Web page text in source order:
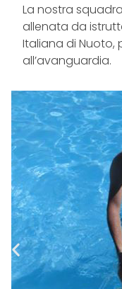
La nostra
allenata da
Italiana di Nuoto,
all’avanguardia.